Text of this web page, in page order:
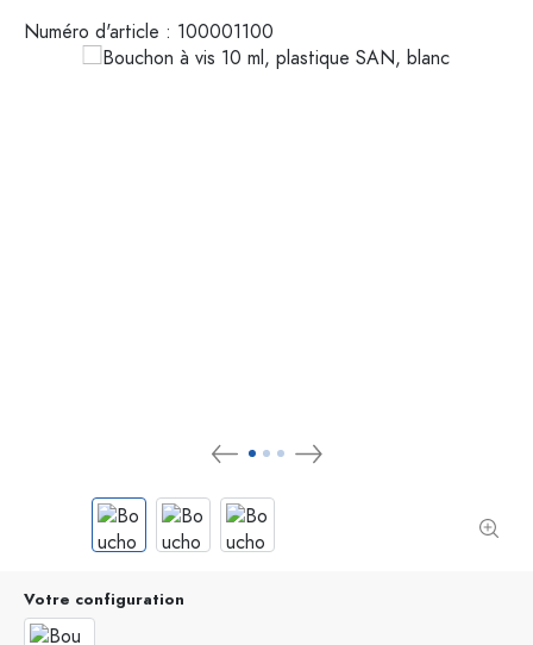
Numéro d'article : 100001100
Votre configuration